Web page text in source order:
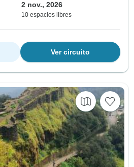
2 nov., 2026
10 espacios libres
Ver circuito